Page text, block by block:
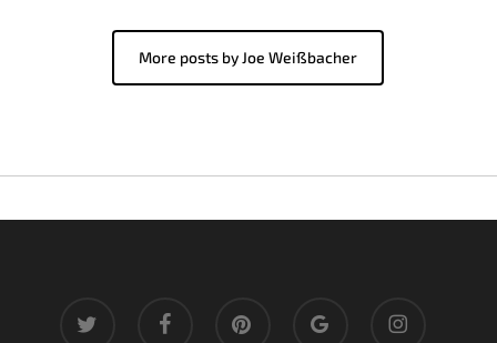
More posts by Joe Weißbacher
plus